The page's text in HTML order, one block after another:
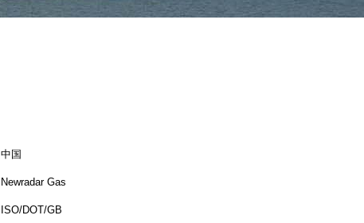
中国
Newradar Gas
ISO/DOT/GB